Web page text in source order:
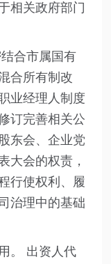
相关政府部门
合市属国有
合所有制改
业经理人制度
订完善相关公
东会、企业党
大会的权责，
行使权利、履
治理中的基础
。 出资人代